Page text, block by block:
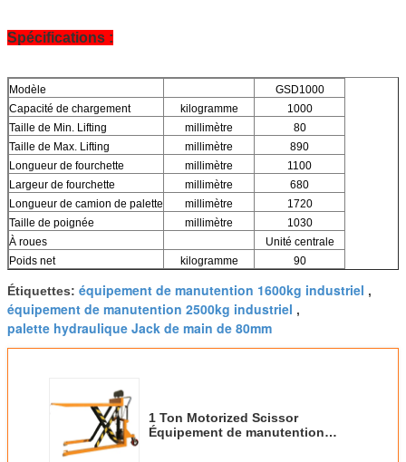
Spécifications :
Modèle
GSD1000
Capacité de chargement
kilogramme
1000
Taille de Min. Lifting
millimètre
80
Taille de Max. Lifting
millimètre
890
Longueur de fourchette
millimètre
1100
Largeur de fourchette
millimètre
680
Longueur de camion de palette
millimètre
1720
Taille de poignée
millimètre
1030
À roues
Unité centrale
Poids net
kilogramme 90
Étiquettes: équipement de manutention 1600kg industriel ,
équipement de manutention 2500kg industriel ,
palette hydraulique Jack de main de 80mm
1 Ton Motorized Scissor
Équipement de manutention